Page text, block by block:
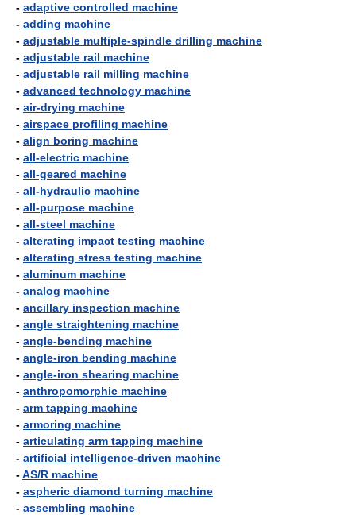
- adaptive controlled machine
- adding machine
- adjustable multiple-spindle drilling machine
- adjustable rail machine
- adjustable rail milling machine
- advanced technology machine
- air-drying machine
- airspace profiling machine
- align boring machine
- all-electric machine
- all-geared machine
- all-hydraulic machine
- all-purpose machine
- all-steel machine
- alterating impact testing machine
- alterating stress testing machine
- aluminum machine
- analog machine
- ancillary inspection machine
- angle straightening machine
- angle-bending machine
- angle-iron bending machine
- angle-iron shearing machine
- anthropomorphic machine
- arm tapping machine
- armoring machine
- articulating arm tapping machine
- artificial intelligence-driven machine
-AS/R machine
- aspheric diamond turning machine
- assembling machine